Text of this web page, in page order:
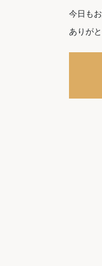
今日も
ありが